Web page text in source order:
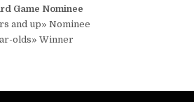
Game Nominee
and up» Nominee
olds» Winner